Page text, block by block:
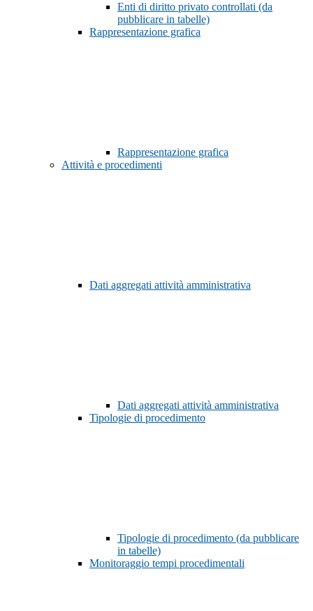
Enti di diritto privato controllati (da
pubblicare in tabelle)
Rappresentazione grafica
Rappresentazione grafica
Attività e procedimenti
Dati aggregati attività amministrativa
Dati aggregati attività amministrativa
Tipologie di procedimento
Tipologie di procedimento (da pubblicare
in tabelle)
Monitoraggio tempi procedimentali